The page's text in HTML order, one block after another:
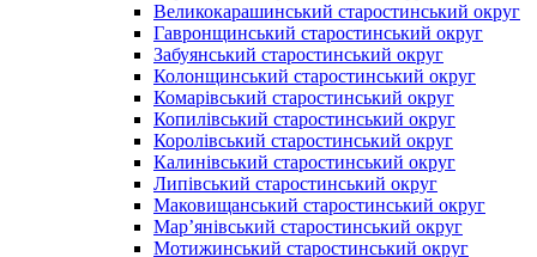
Великокарашинський старостинський округ
Гавронщинський старостинський округ
Забуянський старостинський округ
Колонщинський старостинський округ
Комарівський старостинський округ
Копилівський старостинський округ
Королівський старостинський округ
Калинівський старостинський округ
Липівський старостинський округ
Маковищанський старостинський округ
Мар’янівський старостинський округ
Мотижинський старостинський округ